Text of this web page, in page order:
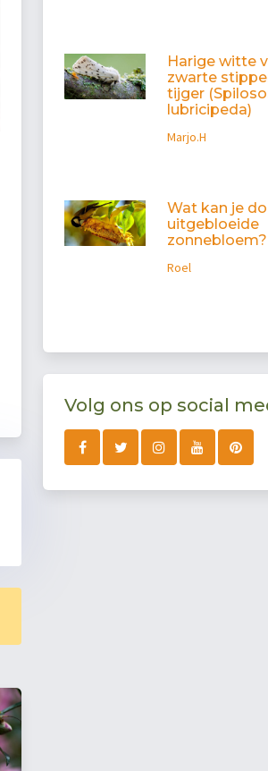
Harige witte
zwarte
tijger
lubricipeda)
Marjo.H
Wat kan je
uitgebloeide
zonnebloem?
Roel
Volg ons op social